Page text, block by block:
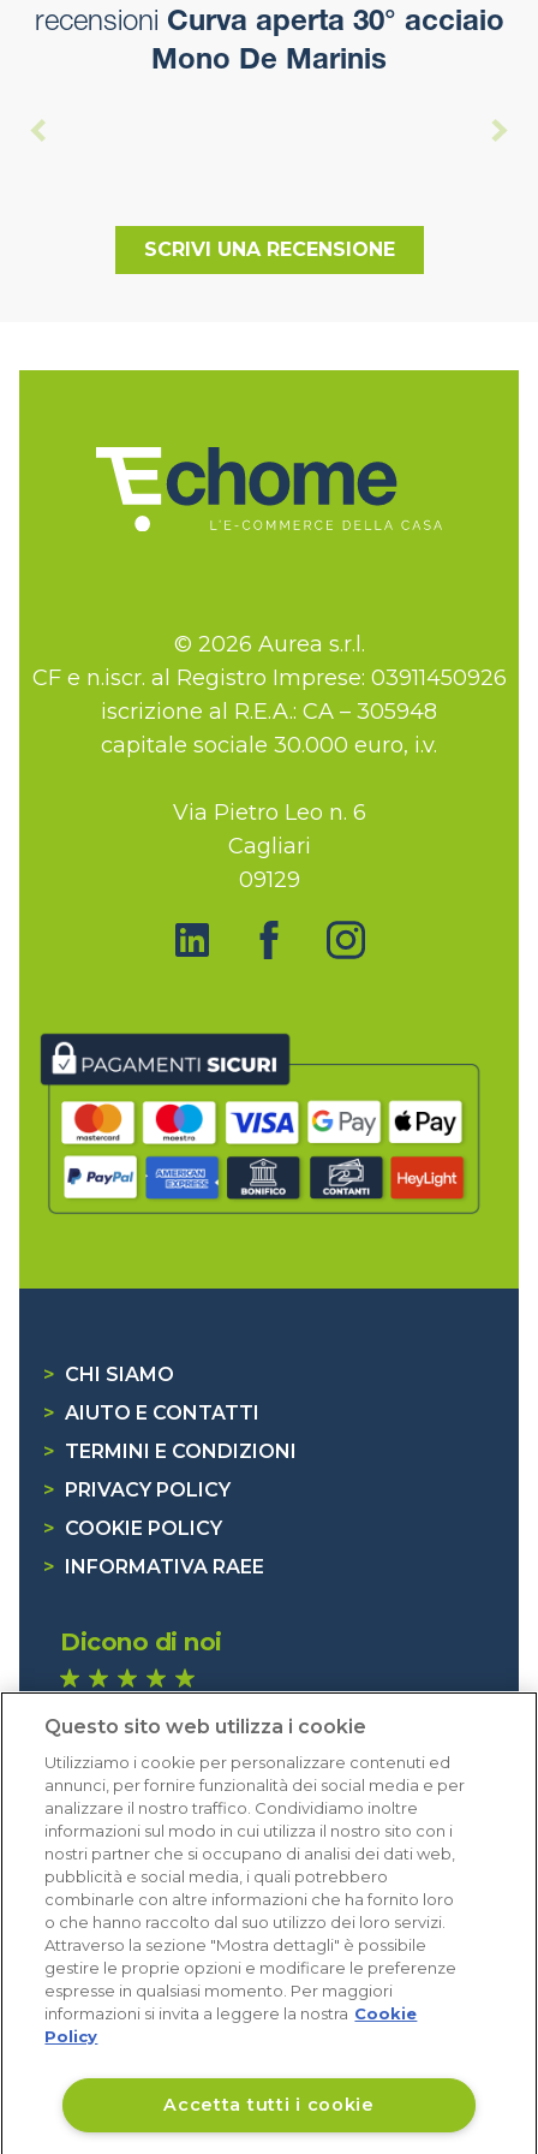
recensioni Curva aperta 30° acciaio
Mono De Marinis
SCRIVI UNA RECENSIONE
© 2026 Aurea s.r.l.
CF e n.iscr. al Registro Imprese: 03911450926
iscrizione al R.E.A.: CA – 305948
capitale sociale 30.000 euro, i.v.
Via Pietro Leo n. 6
Cagliari
09129
> CHI SIAMO
> AIUTO E CONTATTI
> TERMINI E CONDIZIONI
>
PRIVACY POLICY
> COOKIE POLICY
>
INFORMATIVA RAEE
Dicono di noi
Eccellente (4,8)
Acquisti verificati
Questo sito web utilizza i cookie
Utilizziamo i cookie per personalizzare contenuti ed
annunci, per fornire funzionalità dei social media e per
analizzare il nostro traffico. Condividiamo inoltre
informazioni sul modo in cui utilizza il nostro sito con i
nostri partner che si occupano di analisi dei dati web,
pubblicità e social media, i quali potrebbero
combinarle con altre informazioni che ha fornito loro
o che hanno raccolto dal suo utilizzo dei loro servizi.
Attraverso la sezione "Mostra dettagli" è possibile
gestire le proprie opzioni e modificare le preferenze
espresse in qualsiasi momento. Per maggiori
informazioni si invita a leggere la nostra Cookie
Policy
Accetta tutti i cookie